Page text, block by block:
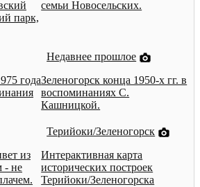
парк,
семьи Новосельских.
года
Недавнее прошлое
Зеленогорск конца 1950-х гг. в
воспоминаниях С.
Кашницкой.
из
- не
Терийоки/Зеленогорск
Интерактивная карта
исторических построек
Терийоки/Зеленогорска